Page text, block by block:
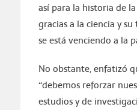
así para la historia de
gracias a la ciencia y
se está venciendo a la
No obstante, enfatizó
“debemos reforzar
estudios y de